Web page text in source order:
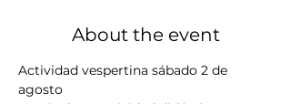
About the event
Actividad vespertina sábado 2 de
agosto